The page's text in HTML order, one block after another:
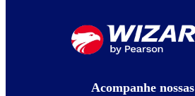
Acompanhe nossas